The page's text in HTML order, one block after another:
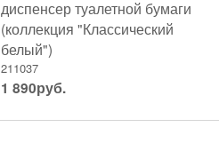
диспенсер туалетной бумаги
(коллекция "Классический
белый")
211037
1 890руб.